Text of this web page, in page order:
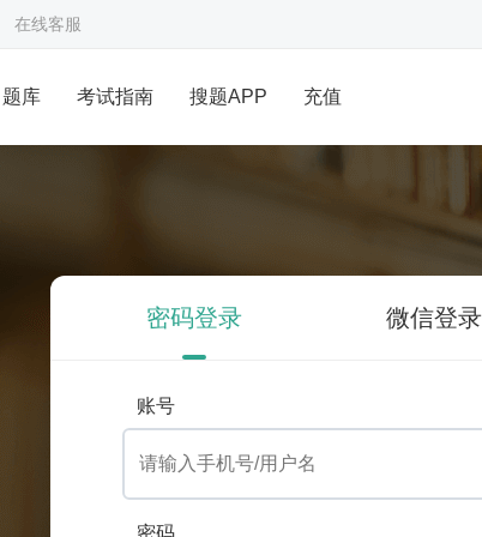
在线客服
题库 考试指南 搜题APP 充值
密码登录 微信登录
账号
密码